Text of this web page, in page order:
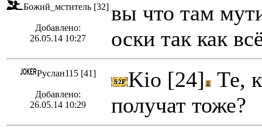
Божий_мститель [32]
Добавлено:
26.05.14 10:27
вы что там
оски так как
Руслан115 [41]
Добавлено:
26.05.14 10:29
Kio [24] Те,
получат тоже?